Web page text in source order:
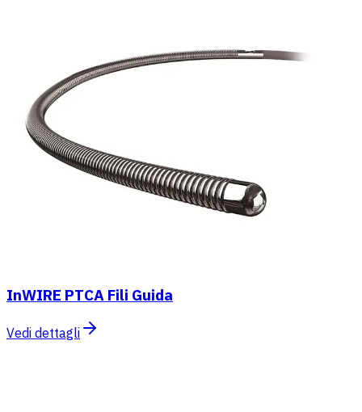
InWIRE PTCA Fili Guida
Vedi dettagli